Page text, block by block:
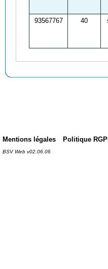
93567767 40
Mentions légales Politique
BSV Web v02.06.06